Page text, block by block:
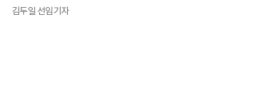
김두일 선임기자